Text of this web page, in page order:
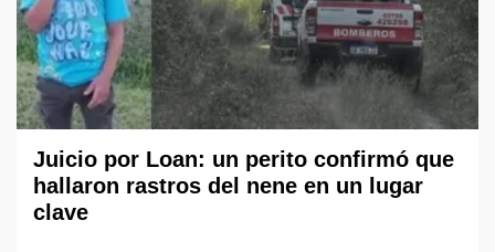
Juicio por Loan: un perito confirmó que
hallaron rastros del nene en un lugar
clave